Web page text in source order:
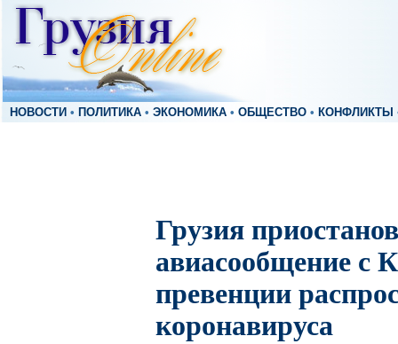
НОВОСТИ • ПОЛИТИКА • ЭКОНОМИКА • ОБЩЕСТВО • КОНФЛИКТЫ
Грузия
авиасообщение с
превенции
коронавируса